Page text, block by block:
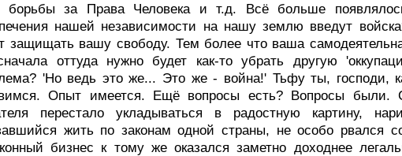
борьбы за Права Человека и т.д. Всё больше
нашей независимости на нашу землю введут
защищать вашу свободу. Тем более что ваша
оттуда нужно будет как-то убрать другую
'Hо ведь это же... Это же - война!' Тьфу ты, господи,
Опыт имеется. Ещё вопросы есть? Вопросы были.
перестало укладываться в радостную картину,
жить по законам одной страны, не особо рвался
бизнес к тому же оказался заметно доходнее